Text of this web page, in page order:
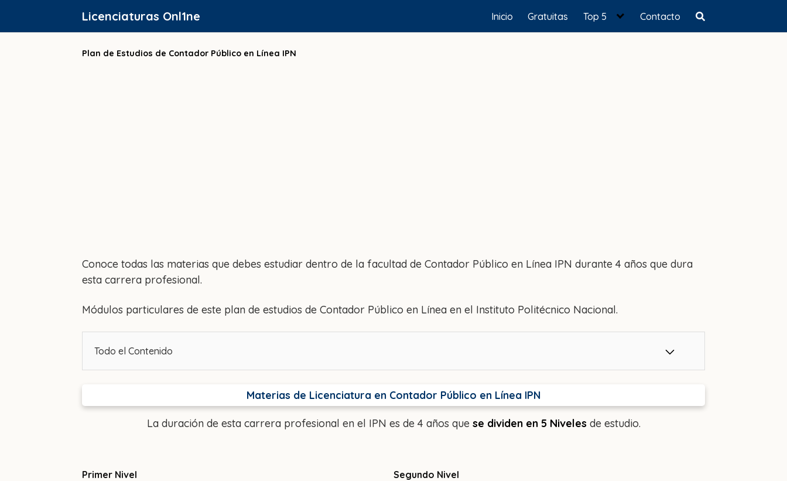
contenido
Licenciaturas Onl1ne Inicio Gratuitas Top 5 Contacto
Plan de Estudios de Contador Público en Línea IPN
Conoce todas las materias que debes estudiar dentro de la facultad de Contador Público en Línea IPN durante 4 años que dura
esta carrera profesional.
Módulos particulares de este plan de estudios de Contador Público en Línea en el Instituto Politécnico Nacional.
Todo el Contenido
Materias de Licenciatura en Contador Público en Línea IPN
La duración de esta carrera profesional en el IPN es de 4 años que se dividen en 5 Nivelesde estudio.
Primer Nivel Segundo Nivel